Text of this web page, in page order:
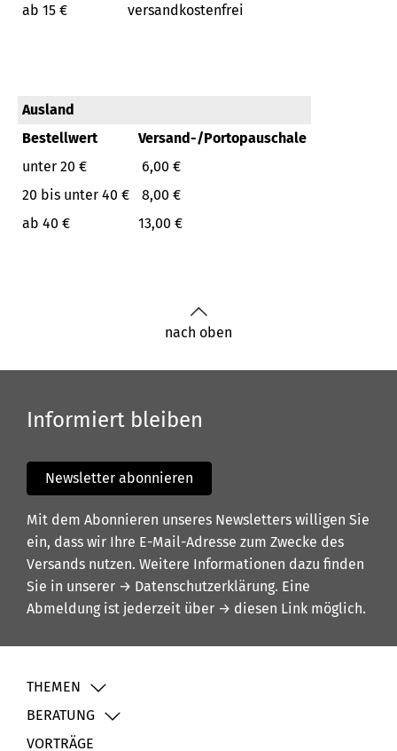
ab 15 €
versandkostenfrei
Ausland
Bestellwert
Versand-/Portopauschale
unter 20 €
6,00 €
20 bis unter 40 €
8,00 €
ab 40 €
13,00 €
nach oben
Informiert bleiben
Newsletter abonnieren
Mit dem Abonnieren unseres Newsletters willigen Sie
ein, dass wir Ihre E-Mail-Adresse zum Zwecke des
Versands nutzen. Weitere Informationen dazu finden
Sie in unserer → Datenschutzerklärung. Eine
Abmeldung ist jederzeit über → diesen Link möglich.
THEMEN
BERATUNG
VORTRÄGE